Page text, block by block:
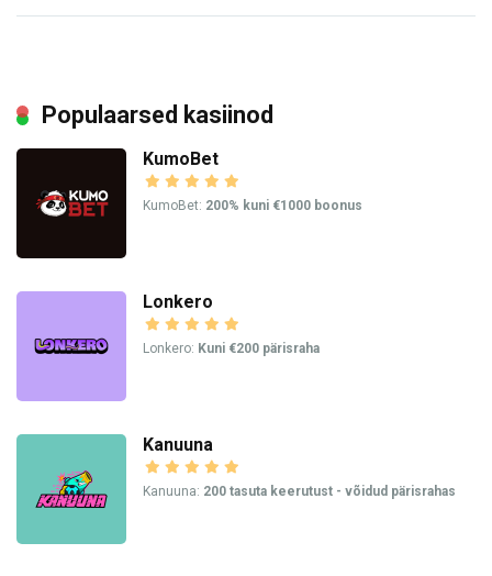
Populaarsed kasiinod
KumoBet
KumoBet: 200% kuni €1000 boonus
Lonkero
Lonkero: Kuni €200 pärisraha
Kanuuna
Kanuuna: 200 tasuta keerutust - võidud pärisrahas